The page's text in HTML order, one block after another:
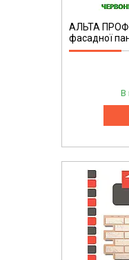
АЛЬТА
фасадної
В